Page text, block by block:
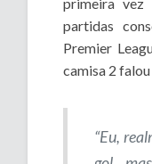
partidas
Premier
camisa 2
“Eu,